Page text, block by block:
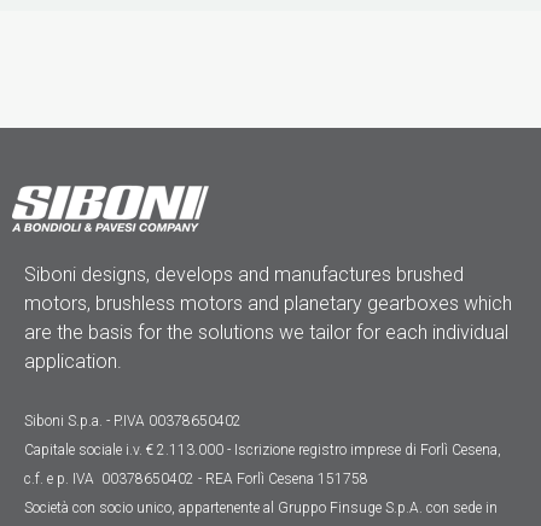
Siboni designs, develops and manufactures brushed
motors, brushless motors and planetary gearboxes which
are the basis for the solutions we tailor for each individual
application.
Siboni S.p.a. - P.IVA 00378650402
Capitale sociale i.v. € 2.113.000 - Iscrizione registro imprese di Forlì Cesena,
c.f. e p. IVA 00378650402 - REA Forlì Cesena 151758
Società con socio unico, appartenente al Gruppo Finsuge S.p.A. con sede in